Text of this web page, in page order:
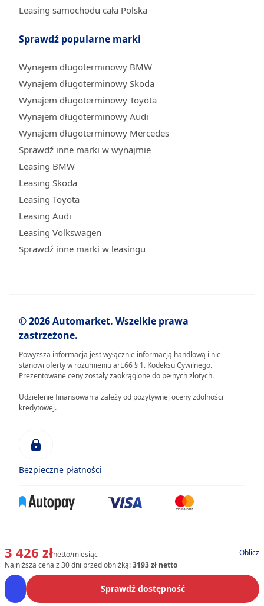
3 426 złnetto/miesiąc
Oblicz
Najniższa cena z 30 dni przed obniżką:3193 zł netto
Sprawdź dostępność
Leasing samochodu cała Polska
Sprawdź popularne marki
Wynajem długoterminowy BMW
Wynajem długoterminowy Skoda
Wynajem długoterminowy Toyota
Wynajem długoterminowy Audi
Wynajem długoterminowy Mercedes
Sprawdź inne marki w wynajmie
Leasing BMW
Leasing Skoda
Leasing Toyota
Leasing Audi
Leasing Volkswagen
Sprawdź inne marki w leasingu
© 2026 Automarket. Wszelkie prawa
zastrzeżone.
Powyższa informacja jest wyłącznie informacją handlową i nie
stanowi oferty w rozumieniu art.66 § 1. Kodeksu Cywilnego.
Prezentowane ceny zostały zaokrąglone do pełnych złotych.
Udzielenie finansowania zależy od pozytywnej oceny zdolności
kredytowej.
Bezpieczne płatności